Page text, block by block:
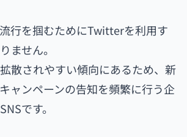
行を掴むためにTwitterを利用す
ません。
散されやすい傾向にあるため、新
ャンペーンの告知を頻繁に行う企
です。